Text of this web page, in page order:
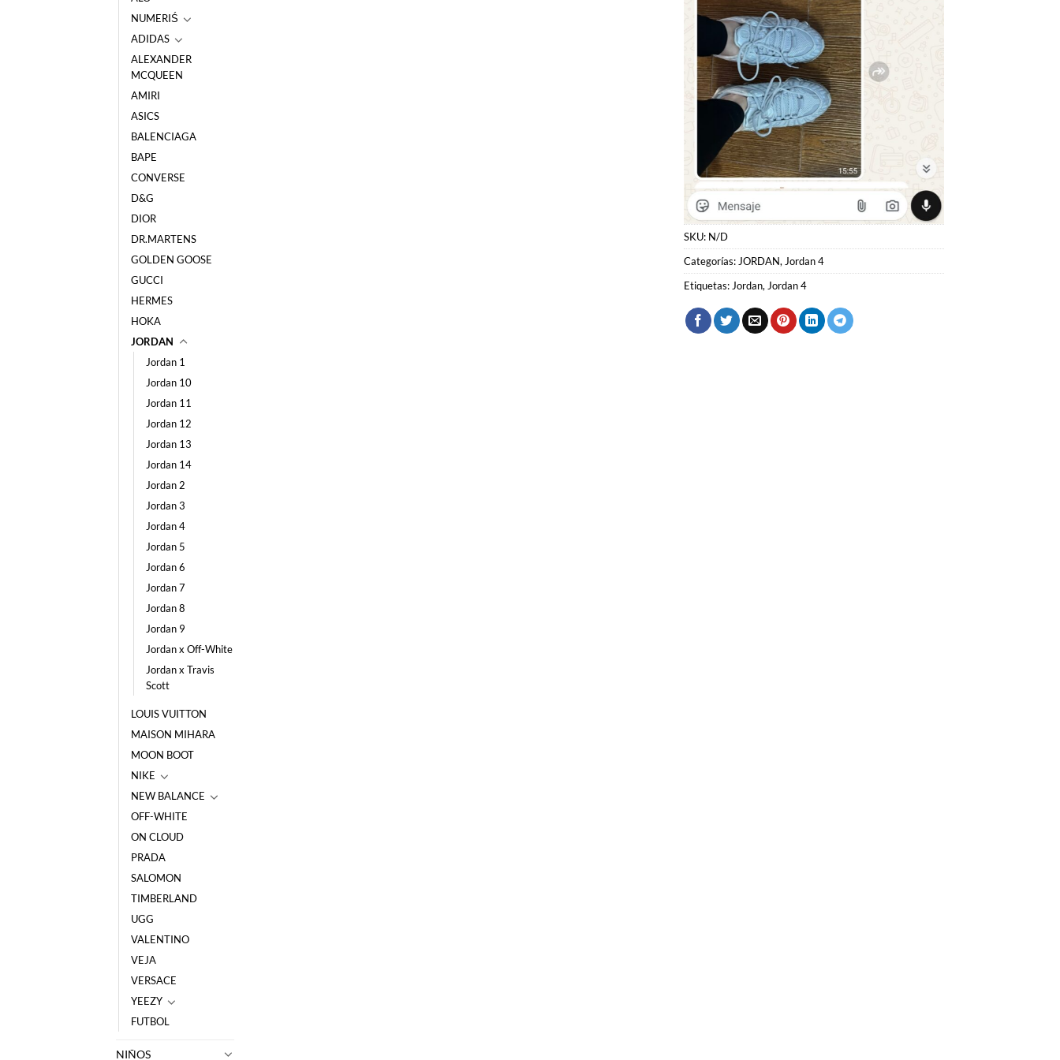
NUMERIŚ
ADIDAS
ALEXANDER
MCQUEEN
AMIRI
ASICS
BALENCIAGA
BAPE
CONVERSE
D&G
DIOR
DR.MARTENS
GOLDEN GOOSE
GUCCI
HERMES
HOKA
JORDAN
Jordan 1
Jordan 10
Jordan 11
Jordan 12
Jordan 13
Jordan 14
Jordan 2
Jordan 3
Jordan 4
Jordan 5
Jordan 6
Jordan 7
Jordan 8
Jordan 9
Jordan x Off-White
Jordan x Travis
Scott
LOUIS VUITTON
MAISON MIHARA
MOON BOOT
NIKE
NEW BALANCE
OFF-WHITE
ON CLOUD
PRADA
SALOMON
TIMBERLAND
UGG
VALENTINO
VEJA
VERSACE
YEEZY
FUTBOL
NIÑOS
SKU:N/D
Categorías:
Etiquetas:Jordan, Jordan 4